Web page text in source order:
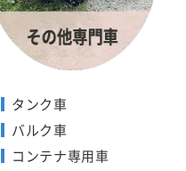
タンク車
バルク車
コンテナ専用車